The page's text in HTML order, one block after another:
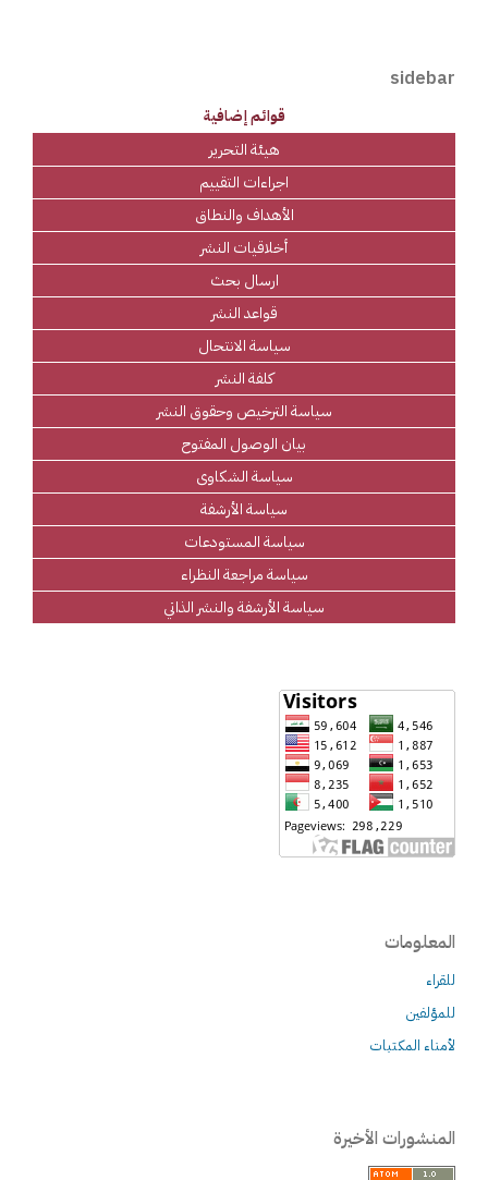
sidebar
قوائم إضافية
هيئة التحرير
اجراءات التقييم
الأهداف والنطاق
أخلاقيات النشر
ارسال بحث
قواعد النشر
سياسة الانتحال
كلفة النشر
سياسة الترخيص وحقوق النشر
بيان الوصول المفتوح
سياسة الشكاوى
سياسة الأرشفة
سياسة المستودعات
سياسة مراجعة النظراء
سياسة الأرشفة والنشر الذاتي
المعلومات
للقراء
للمؤلفين
لأمناء المكتبات
المنشورات الأخيرة